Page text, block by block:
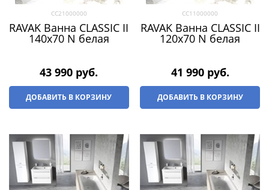
CC21000000
RAVAK Ванна CLASSIC II
140x70 N белая
43 990 руб.
ДОБАВИТЬ В КОРЗИНУ
CC11000000
RAVAK Ванна CLASSIC II
120x70 N белая
41 990 руб.
ДОБАВИТЬ В КОРЗИНУ